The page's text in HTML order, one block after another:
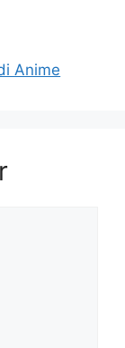
Anime